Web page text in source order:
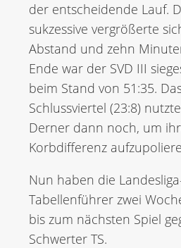
der entscheidende Lauf.
sukzessive vergrößerte
Abstand und zehn
Ende war der SVD III
beim Stand von 51:35.
Schlussviertel (23:8)
Derner dann noch, um
Korbdifferenz
Nun haben die
Tabellenführer zwei
bis zum nächsten Spiel
Schwerter TS.